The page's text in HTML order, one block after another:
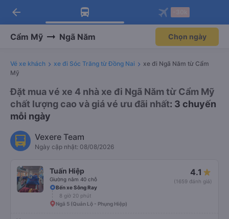
Tải app Vexere ngay!
Nhận ưu đãi thành viên độc
Mở app
Tải app Vexere
-30k/ghế khi đặt vé máy bay qua
Mở app
arrow_back
Cẩm Mỹ Ngã Năm Chọn ngày
Vé xe khách xe đi Sóc Trăng từ Đồng Nai
xe đi Ngã Năm từ Cẩm
Mỹ
Đặt mua vé xe 4 nhà xe đi Ngã Năm từ Cẩm Mỹ
chất lượng cao và giá vé ưu đãi nhất: 3 chuyến
mỗi ngày
Vexere Team
Ngày cập nhật: 08/08/2026
Tuấn Hiệp
Giường nằm 40 chỗ
4.1
(1659 đánh giá)
Bến xe Sông Ray
8 giờ 20 phút
Ngã 5 (Quản Lộ - Phụng Hiệp)